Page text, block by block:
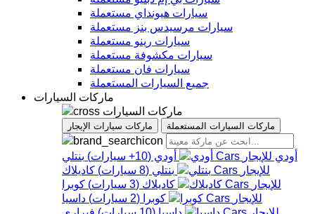
سيارات هيونداي مستعملة
سيارات مرسيدس بنز مستعملة
سيارات رينو مستعملة
سيارات مكشوفة مستعملة
سيارات فان مستعملة
جميع السيارات المستعملة
ماركات السيارات
ماركات السيارات
ماركات سيارات الإيجار ماركات السيارات المستعملة
أودي أودي (
10+ سيارات) بنتلي
بنتلي (
8 سيارات) كاديلاك
كاديلاك (
3 سيارات) كوبرا
كوبرا (
2 سيارات) داسيا